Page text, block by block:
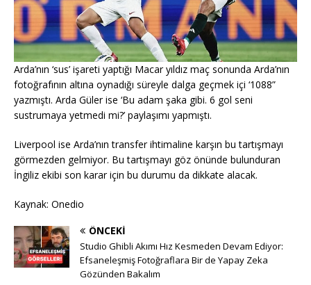
Arda’nın ‘sus’ işareti yaptığı Macar yıldız maç sonunda Arda’nın
fotoğrafının altına oynadığı süreyle dalga geçmek içi ‘1088”
yazmıştı. Arda Güler ise ‘Bu adam şaka gibi. 6 gol seni
sustrumaya yetmedi mi?’ paylaşımı yapmıştı.
Liverpool ise Arda’nın transfer ihtimaline karşın bu tartışmayı
görmezden gelmiyor. Bu tartışmayı göz önünde bulunduran
İngiliz ekibi son karar için bu durumu da dikkate alacak.
Kaynak: Onedio
ÖNCEKI
Studio Ghibli Akımı Hız Kesmeden Devam Ediyor:
Efsaneleşmiş Fotoğraflara Bir de Yapay Zeka
Gözünden Bakalım